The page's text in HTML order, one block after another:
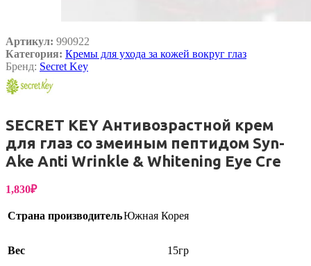
Артикул: 990922
Категория: Кремы для ухода за кожей вокруг глаз
Бренд: Secret Key
SECRET KEY Антивозрастной крем
для глаз со змеиным пептидом Syn-
Ake Anti Wrinkle & Whitening Eye Cre
1,830₽
Страна производительЮжная Корея
Вес 15гр